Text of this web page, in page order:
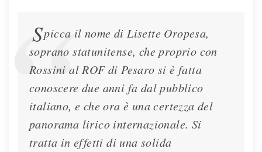
Spicca il nome di Lisette Oropesa,
soprano statunitense, che proprio con
Rossini al ROF di Pesaro si è fatta
conoscere due anni fa dal pubblico
italiano, e che ora è una certezza del
panorama lirico internazionale. Si
tratta in effetti di una solida